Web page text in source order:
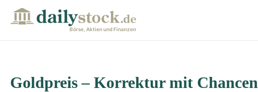
Inhalt
Börse, Aktien und Finanzen
Goldpreis – Korrektur mit Chancen
navigation